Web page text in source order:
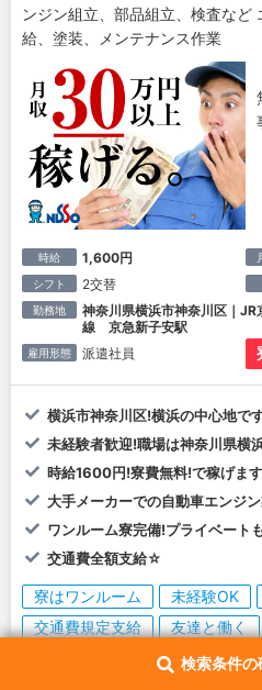
検索条件
ンジン組立、部品組立、検査など
給、塗装、メンテナンス作業
時給 1,600円
シフト 2交替
勤務地
神奈川県横浜市神奈川区｜
線 京急新子安駅
雇用形態 派遣社員
横浜市神奈川区!横浜の中心地で
未経験者歓迎!職場は神奈川県横
時給1600円!寮費無料!で稼げま
大手メーカーでの自動車エンジ
ワンルーム寮完備!プライベート
交通費全額支給☆
寮はワンルーム 未経験OK
交通費規定支給
友達と働く
給与前渡し